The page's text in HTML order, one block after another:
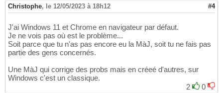
Christophe, le 12/05/2023 à 18h12 #4
J'ai Windows 11 et Chrome en navigateur par défaut.
Je ne vois pas où est le problème...
Soit parce que tu n'as pas encore eu la MàJ, soit tu ne fais pas
partie des gens concernés.
Une MàJ qui corrige des probs mais en créeé d'autres, sur
Windows c'est un classique.
2
0